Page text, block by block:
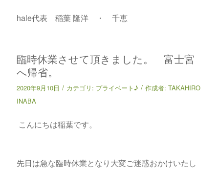
hale代表 稲葉 隆洋 ・ 千恵
臨時休業させて頂きました。 富士宮
へ帰省。
2020年9月10日 / カテゴリ: プライベート♪ / 作成者: TAKAHIRO
INABA
こんにちは稲葉です。
先日は急な臨時休業となり大変ご迷惑おかけいたし